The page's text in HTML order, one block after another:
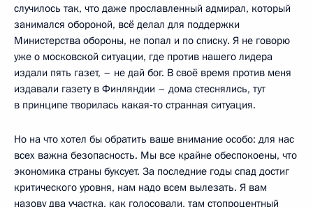
случилось так, что даже прославленный адмирал, который
занимался обороной, всё делал для поддержки
Министерства обороны, не попал и по списку. Я не говорю
уже о московской ситуации, где против нашего лидера
издали пять газет, – не дай бог. В своё время против меня
издавали газету в Финляндии – дома стеснялись, тут
в принципе творилась какая‑то странная ситуация.
Но на что хотел бы обратить ваше внимание особо: для нас
всех важна безопасность. Мы все крайне обеспокоены, что
экономика страны буксует. За последние годы спад достиг
критического уровня, нам надо всем вылезать. Я вам
назову два участка, как голосовали, там стопроцентный